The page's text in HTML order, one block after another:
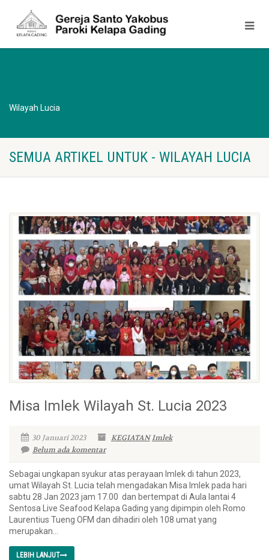
Wilayah Lucia
SEMUA ARTIKEL UNTUK - WILAYAH LUCIA
Misa Imlek Wilayah St. Lucia 2023
30 Januari 2023 KEGIATANImlek
Belum ada komentar
Sebagai ungkapan syukur atas perayaan Imlek di tahun 2023,
umat Wilayah St. Lucia telah mengadakan Misa Imlek pada hari
sabtu 28 Jan 2023 jam 17.00 dan bertempat di Aula lantai 4
Sentosa Live Seafood Kelapa Gading yang dipimpin oleh Romo
Laurentius Tueng OFM dan dihadiri oleh 108 umat yang
merupakan...
LEBIH LANJUT